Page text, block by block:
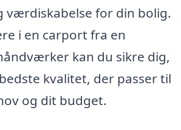
værdiskabelse for din bolig.
i en carport fra en
kan du sikre dig,
kvalitet, der passer til
og dit budget.